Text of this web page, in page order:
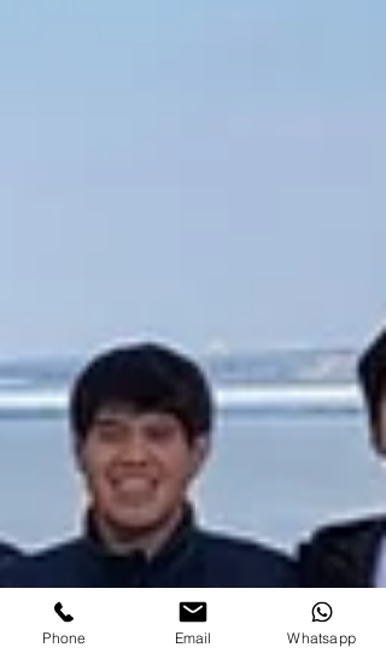
Phone Email Whatsapp